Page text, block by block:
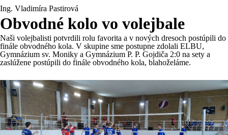
Ing. Vladimíra Pastirová
Obvodné kolo vo volejbale
Naši volejbalisti potvrdili rolu favorita a v nových dresoch postúpili do
finále obvodného kola. V skupine sme postupne zdolali ELBU,
Gymnázium sv. Moniky a Gymnázium P. P. Gojdiča 2:0 na sety a
zaslúžene postúpili do finále obvodného kola, blahoželáme.